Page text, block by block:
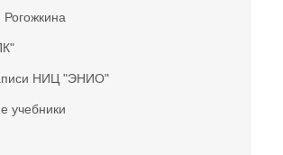
НИЦ "ЭНИО"
учебники